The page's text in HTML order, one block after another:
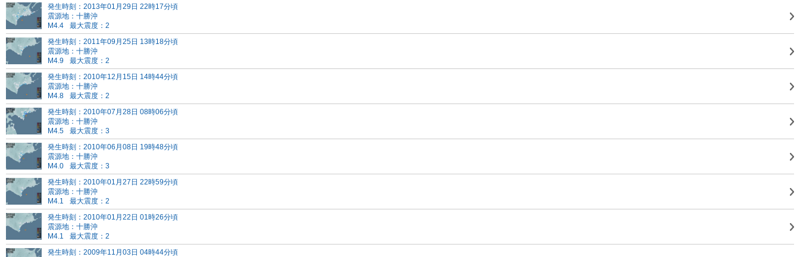
発生時刻：2013年01月29日 22時17分頃
震源地：十勝沖
M4.4
最大震度：2
発生時刻：2011年09月25日 13時18分頃
震源地：十勝沖
M4.9
最大震度：2
発生時刻：2010年12月15日 14時44分頃
震源地：十勝沖
M4.8
最大震度：2
発生時刻：2010年07月28日 08時06分頃
震源地：十勝沖
M4.5
最大震度：3
発生時刻：2010年06月08日 19時48分頃
震源地：十勝沖
M4.0
最大震度：3
発生時刻：2010年01月27日 22時59分頃
震源地：十勝沖
M4.1
最大震度：2
発生時刻：2010年01月22日 01時26分頃
震源地：十勝沖
M4.1
最大震度：2
発生時刻：2009年11月03日 04時44分頃